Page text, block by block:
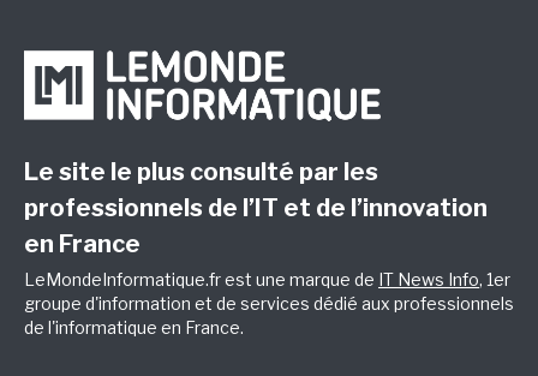
Le site le plus consulté par les
professionnels de l’IT et de l’innovation
en France
LeMondeInformatique.fr est une marque de IT News Info, 1er
groupe d'information et de services dédié aux professionnels
de l'informatique en France.